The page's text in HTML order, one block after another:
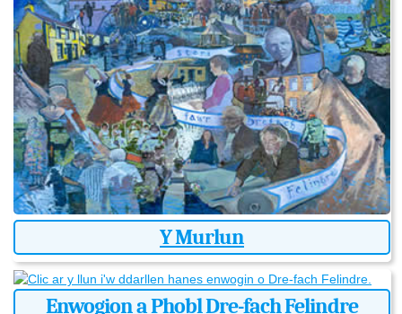
Y Murlun
Enwogion a Phobl Dre-fach Felindre